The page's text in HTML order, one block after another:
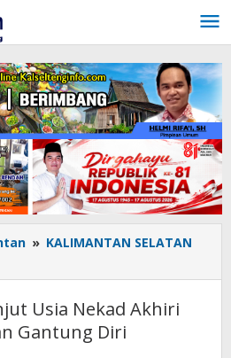
» KALIMANTAN SELATAN
Usia Nekad Akhiri
Gantung Diri